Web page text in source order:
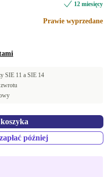
12 miesięcy
Prawie wyprzedane
SIE 11 a SIE 14
zwrotu
później